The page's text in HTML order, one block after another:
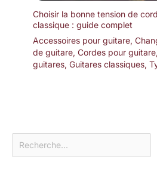
Choisir la bonne tension de
classique : guide complet
Accessoires pour guitare,
de guitare, Cordes pour guitare
guitares, Guitares classiques,